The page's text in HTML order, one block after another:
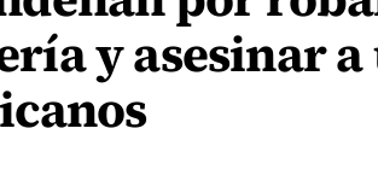
y asesinar